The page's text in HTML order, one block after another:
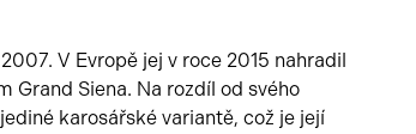
V Evropě jej v roce 2015 nahradil
Grand Siena. Na rozdíl od svého
karosářské variantě, což je její